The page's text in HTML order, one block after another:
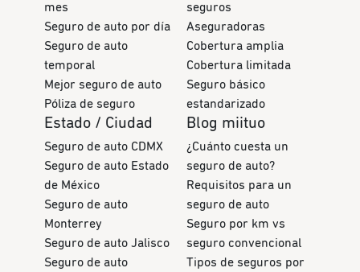
mes
Seguro de auto por día
Seguro de auto
temporal
Mejor seguro de auto
Póliza de seguro
seguros
Aseguradoras
Cobertura amplia
Cobertura limitada
Seguro básico
estandarizado
Estado / Ciudad
Seguro de auto CDMX
Seguro de auto Estado
de México
Seguro de auto
Monterrey
Seguro de auto Jalisco
Seguro de auto
Blog miituo
¿Cuánto cuesta un
seguro de auto?
Requisitos para un
seguro de auto
Seguro por km vs
seguro convencional
Tipos de seguros por